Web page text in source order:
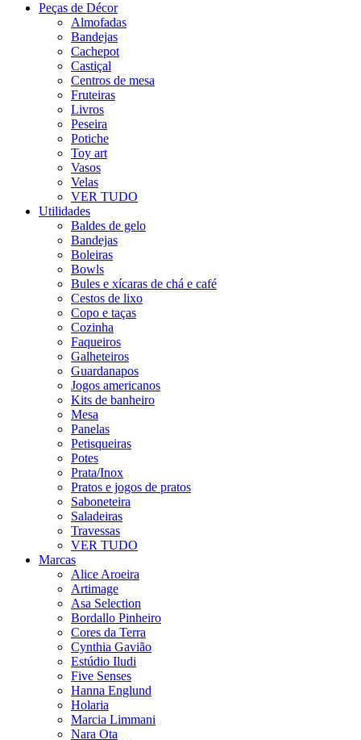
Peças de Décor
Almofadas
Bandejas
Cachepot
Castiçal
Centros de mesa
Fruteiras
Livros
Peseira
Potiche
Toy art
Vasos
Velas
VER TUDO
Utilidades
Baldes de gelo
Bandejas
Boleiras
Bowls
Bules e xícaras de chá e café
Cestos de lixo
Copo e taças
Cozinha
Faqueiros
Galheteiros
Guardanapos
Jogos americanos
Kits de banheiro
Mesa
Panelas
Petisqueiras
Potes
Prata/Inox
Pratos e jogos de pratos
Saboneteira
Saladeiras
Travessas
VER TUDO
Marcas
Alice Aroeira
Artimage
Asa Selection
Bordallo Pinheiro
Cores da Terra
Cynthia Gavião
Estúdio Iludi
Five Senses
Hanna Englund
Holaria
Marcia Limmani
Nara Ota